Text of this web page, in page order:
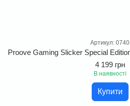
Артикул: 0740
4 199 грн
В наявності
Купити